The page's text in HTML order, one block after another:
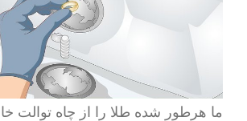
ما هرطور شده طلا را از چاه توالت